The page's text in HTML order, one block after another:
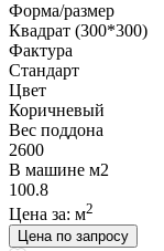
Форма/размер
Квадрат (300*300)
Фактура
Стандарт
Цвет
Коричневый
Вес поддона
2600
В машине м2
100.8
Цена за: м2
Цена по запросу